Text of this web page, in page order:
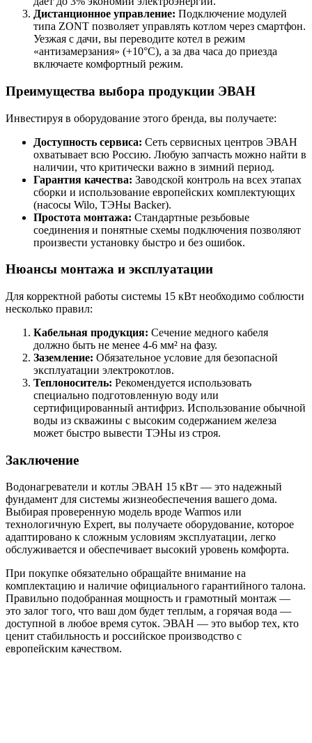
Дистанционное управление: Подключение модулей
типа ZONT позволяет управлять котлом через смартфон.
Уезжая с дачи, вы переводите котел в режим
«антизамерзания» (+10°C), а за два часа до приезда
включаете комфортный режим.
Преимущества выбора продукции ЭВАН
Инвестируя в оборудование этого бренда, вы получаете:
Доступность сервиса: Сеть сервисных центров ЭВАН
охватывает всю Россию. Любую запчасть можно найти в
наличии, что критически важно в зимний период.
Гарантия качества: Заводской контроль на всех этапах
сборки и использование европейских комплектующих
(насосы Wilo, ТЭНы Backer).
Простота монтажа: Стандартные резьбовые
соединения и понятные схемы подключения позволяют
произвести установку быстро и без ошибок.
Нюансы монтажа и эксплуатации
Для корректной работы системы 15 кВт необходимо соблюсти
несколько правил:
Кабельная продукция: Сечение медного кабеля
должно быть не менее 4-6 мм² на фазу.
Заземление: Обязательное условие для безопасной
эксплуатации электрокотлов.
Теплоноситель: Рекомендуется использовать
специально подготовленную воду или
сертифицированный антифриз. Использование обычной
воды из скважины с высоким содержанием железа
может быстро вывести ТЭНы из строя.
Заключение
Водонагреватели и котлы ЭВАН 15 кВт — это надежный
фундамент для системы жизнеобеспечения вашего дома.
Выбирая проверенную модель вроде Warmos или
технологичную Expert, вы получаете оборудование, которое
адаптировано к сложным условиям эксплуатации, легко
обслуживается и обеспечивает высокий уровень комфорта.
При покупке обязательно обращайте внимание на
комплектацию и наличие официального гарантийного талона.
Правильно подобранная мощность и грамотный монтаж —
это залог того, что ваш дом будет теплым, а горячая вода —
доступной в любое время суток. ЭВАН — это выбор тех, кто
ценит стабильность и российское производство с
европейским качеством.